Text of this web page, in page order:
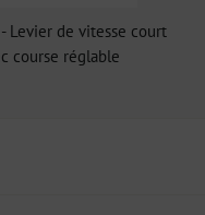
Levier de vitesse court
course réglable